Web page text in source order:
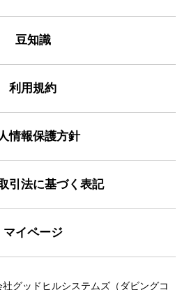
豆知識
利用規約
情報保護方針
引法に基づく表記
マイページ
社グッドヒルシステムズ（ダビングコ